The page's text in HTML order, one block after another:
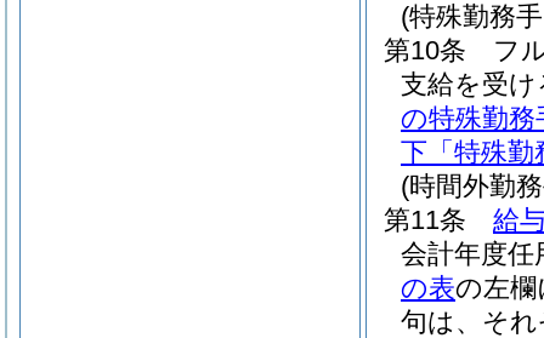
(特殊勤務
第10条
フ
支給を受
の特殊勤
下「特殊勤
(時間外勤
第11条
給
会計年度
の表の左
句は、そ